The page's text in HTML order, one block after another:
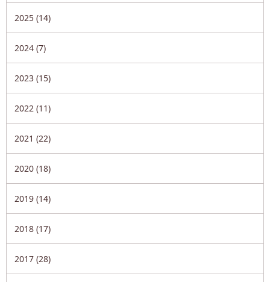
2025 (14)
2024 (7)
2023 (15)
2022 (11)
2021 (22)
2020 (18)
2019 (14)
2018 (17)
2017 (28)